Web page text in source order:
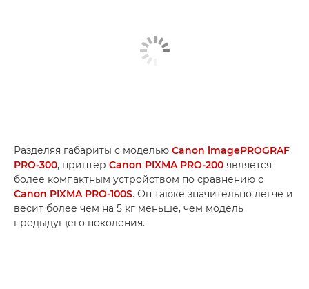
Разделяя габариты с моделью Canon imagePROGRAF
PRO-300, принтер Canon PIXMA PRO-200 является
более компактным устройством по сравнению с
Canon PIXMA PRO-100S. Он также значительно легче и
весит более чем на 5 кг меньше, чем модель
предыдущего поколения.